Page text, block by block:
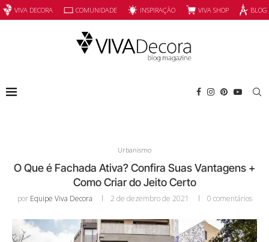
VIVA DECORA COMUNIDADE INSPIRAÇÃO VIVA SHOP
Urbanismo
O Que é Fachada Ativa? Confira Suas Vantagens +
Como Criar do Jeito Certo
por Equipe Viva Decora 2 de dezembro de 2021 0 comentários